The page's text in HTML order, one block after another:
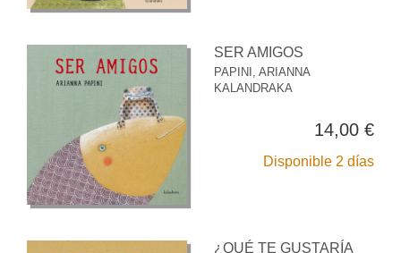
SER AMIGOS
PAPINI, ARIANNA
KALANDRAKA
14,00 €
Disponible 2 días
¿QUÉ TE GUSTARÍA